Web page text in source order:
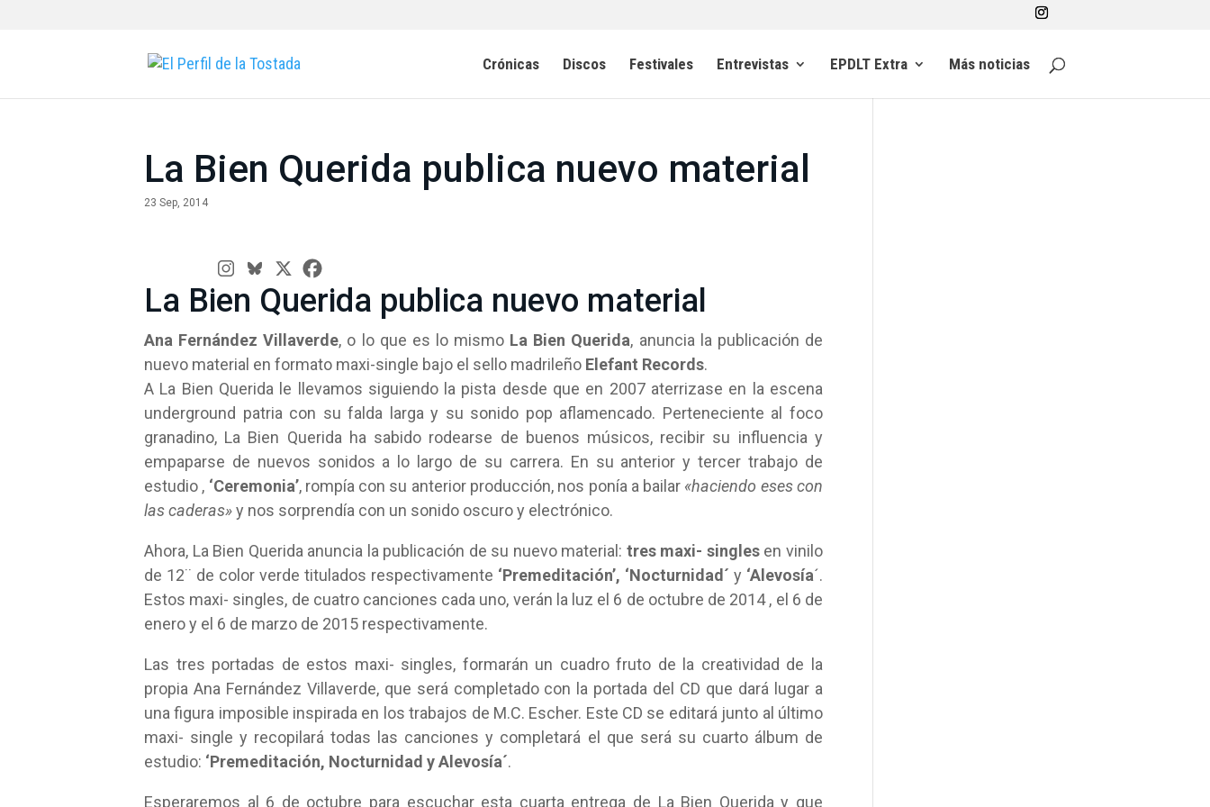
Crónicas Discos Festivales Entrevistas EPDLT Extra Más noticias
La Bien Querida publica nuevo material
23 Sep, 2014
La Bien Querida publica nuevo material
Ana Fernández Villaverde, o lo que es lo mismo La Bien Querida, anuncia la publicación de
nuevo material en formato maxi-single bajo el sello madrileño Elefant Records.
A La Bien Querida le llevamos siguiendo la pista desde que en 2007 aterrizase en la escena
underground patria con su falda larga y su sonido pop aflamencado. Perteneciente al foco
granadino, La Bien Querida ha sabido rodearse de buenos músicos, recibir su influencia y
empaparse de nuevos sonidos a lo largo de su carrera. En su anterior y tercer trabajo de
estudio , ‘Ceremonia’, rompía con su anterior producción, nos ponía a bailar «haciendo eses con
las caderas»y nos sorprendía con un sonido oscuro y electrónico.
Ahora, La Bien Querida anuncia la publicación de su nuevo material: tres maxi- singlesen vinilo
de 12¨ de color verde titulados respectivamente ‘Premeditación’, ‘Nocturnidad´ y ‘Alevosía´.
Estos maxi- singles, de cuatro canciones cada uno, verán la luz el 6 de octubre de 2014 , el 6 de
enero y el 6 de marzo de 2015 respectivamente.
Las tres portadas de estos maxi- singles, formarán un cuadro fruto de la creatividad de la
propia Ana Fernández Villaverde, que será completado con la portada del CD que dará lugar a
una figura imposible inspirada en los trabajos de M.C. Escher. Este CD se editará junto al último
maxi- single y recopilará todas las canciones y completará el que será su cuarto álbum de
estudio: ‘Premeditación, Nocturnidad y Alevosía´.
Esperaremos al 6 de octubre para escuchar esta cuarta entrega de La Bien Querida y que